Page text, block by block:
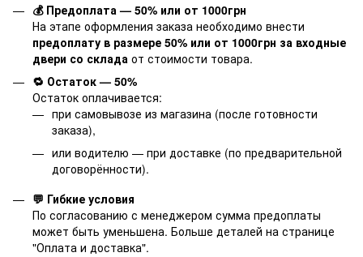
💰 Предоплата — 50% или от 1000грн
На этапе оформления заказа необходимо внести
предоплату в размере 50% или от 1000грн за входные
двери со склада от стоимости товара.
🔁 Остаток — 50%
Остаток оплачивается:
при самовывозе из магазина (после готовности
заказа),
или водителю — при доставке (по предварительной
договорённости).
💬 Гибкие условия
По согласованию с менеджером сумма предоплаты
может быть уменьшена. Больше деталей на странице
"Оплата и доставка".